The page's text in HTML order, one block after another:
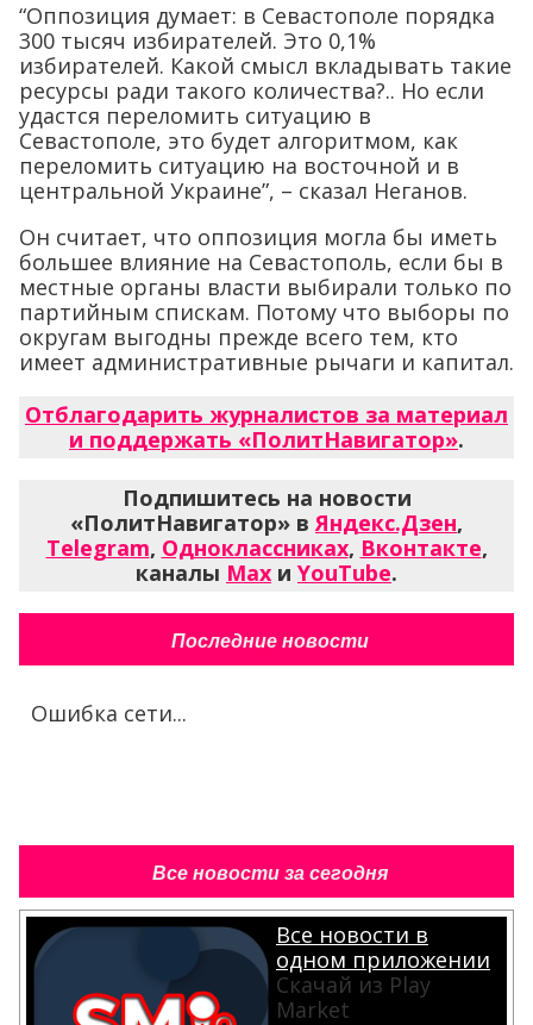
“Оппозиция думает: в Севастополе порядка
300 тысяч избирателей. Это 0,1%
избирателей. Какой смысл вкладывать такие
ресурсы ради такого количества?.. Но если
удастся переломить ситуацию в
Севастополе, это будет алгоритмом, как
переломить ситуацию на восточной и в
центральной Украине”, – сказал Неганов.
Он считает, что оппозиция могла бы иметь
большее влияние на Севастополь, если бы в
местные органы власти выбирали только по
партийным спискам. Потому что выборы по
округам выгодны прежде всего тем, кто
имеет административные рычаги и капитал.
Отблагодарить журналистов за материал
и поддержать «ПолитНавигатор».
Подпишитесь на новости
«ПолитНавигатор» вЯндекс.Дзен,
Telegram, Одноклассниках, Вконтакте,
каналы Max и YouTube.
Последние новости
Ошибка сети...
Все новости за сегодня
Все новости в
одном приложении
Скачай из Play
Market